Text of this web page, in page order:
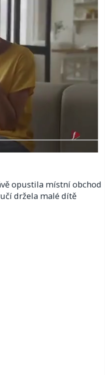
opustila místní obchod
držela malé dítě